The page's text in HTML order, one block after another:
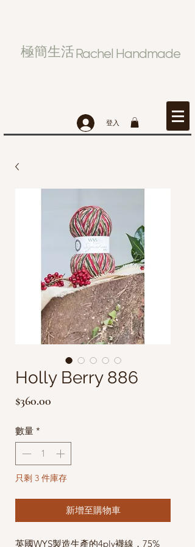
極簡生活Rachel Handmade
登入
Holly Berry 886
$360.00
數量 *
只剩 3 件庫存
新增至購物車
英國WYS製造生產的4ply襪線， 75%